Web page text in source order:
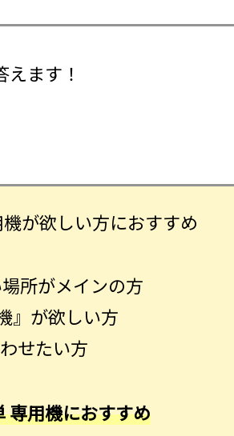
ます！
が欲しい方におすすめ
所がメインの方
』が欲しい方
せたい方
用機におすすめ